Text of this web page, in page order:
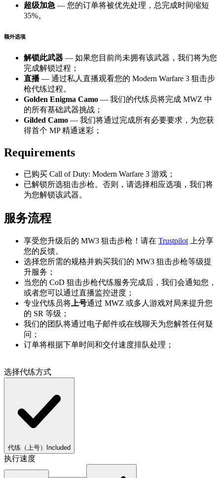
超级加急 — 您的订单将被优先处理，总完成时间缩短
35%。
额外选项
解锁此武器 — 如果您目前尚未拥有该武器，我们将为您
完成解锁过程；
直播— 通过私人直播观看您的 Modern Warfare 3 狙击步
枪代练过程。
Golden Enigma Camo — 我们的代练员将完成 MWZ 中
的所有基础武器挑战；
Gilded Camo — 我们将通过完成所有必要要求，为您获
得首个 MP 精通迷彩；
Requirements
已购买 Call of Duty: Modern Warfare 3 游戏；
已解锁所选狙击步枪。否则，请选择相应选项，我们将
为您解锁该武器。
服务流程
享受您升级后的 MW3 狙击步枪！请在 Trustpilot 上分享
您的反馈。
选择您所需的规格并购买我们的 MW3 狙击步枪等级提
升服务；
当您的 CoD 狙击步枪代练服务完成后，我们会通知您，
或者您可以通过直播监控进度；
专业代练员将 上号通过 MWZ 或多人游戏对局来提升您
的 SR 等级；
我们的团队将通过电子邮件或在线聊天为您解答任何疑
问；
订单将根据下单时间和交付速度排队处理；
选择代练方式
代练（上号） Included
执行速度